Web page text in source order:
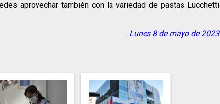
aprovechar también con la variedad de pastas Lucchetti
Lunes 8 de mayo de 2023